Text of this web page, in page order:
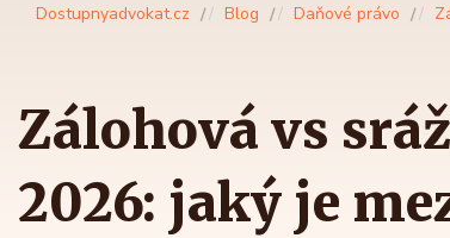
Dostupnyadvokat.cz Blog Daňové právo
Zálohová vs
2026: jaký je